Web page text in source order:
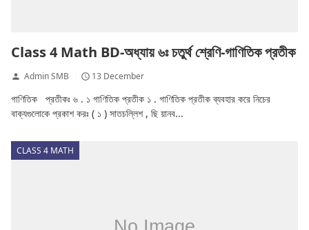
Class 4 Math BD-অধ্যায় ৬ঃ চতুর্থ শ্রেণি-গাণিতিক প্রতীক
Admin SMB 13 December
গাণিতিক প্রতীকঃ ৬ . ১ গাণিতিক প্রতীক ১ . গাণিতিক প্রতীক ব্যবহার করে নিচের
বাক্যগুলোকে প্রকাশ করঃ ( ১ ) সাতচল্লিশ , ছি য়ানব...
CLASS 4 MATH